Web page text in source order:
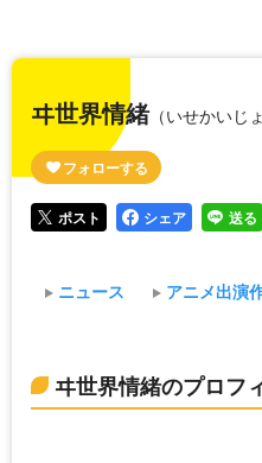
ヰ世界情緒（いせかいじ
ポスト シェア 送る
ニュース アニメ出演
ヰ世界情緒のプロフ